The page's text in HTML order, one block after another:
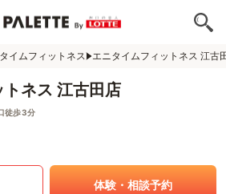
イムフィットネス エニタイムフィットネス 江古
ネス 江古田店
徒歩3分
体験・相談予約